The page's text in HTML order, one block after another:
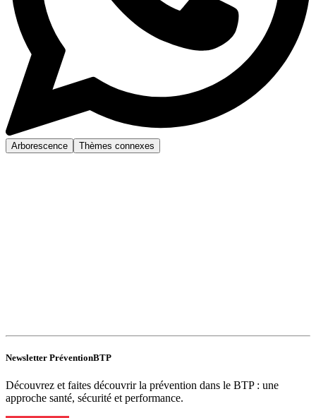
Arborescence Thèmes connexes
Newsletter PréventionBTP
Découvrez et faites découvrir la prévention dans le BTP : une
approche santé, sécurité et performance.